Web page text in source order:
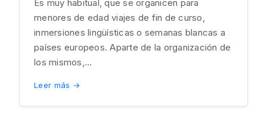
Es muy habitual, que se organicen para
menores de edad viajes de fin de curso,
inmersiones lingüísticas o semanas blancas a
países europeos. Aparte de la organización de
los mismos,...
Leer más →